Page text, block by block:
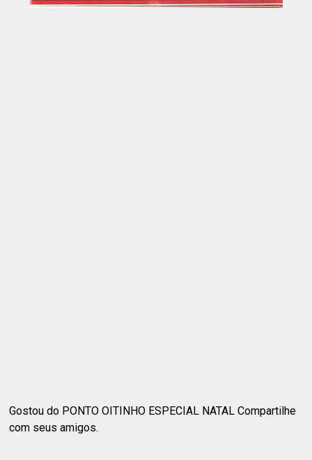
Gostou do PONTO OITINHO ESPECIAL NATAL Compartilhe
com seus amigos.